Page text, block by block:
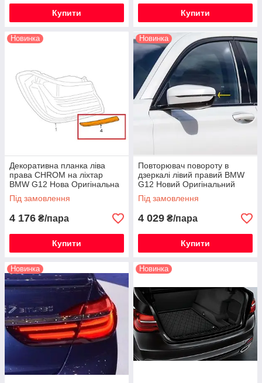
Купити Купити
Новинка
Декоративна планка ліва
права CHROM на ліхтар
BMW G12 Нова Оригінальна
Під замовлення
4 176 ₴/пара
Купити
Новинка
Повторювач повороту в
дзеркалі лівий правий BMW
G12 Новий Оригінальний
Під замовлення
4 029 ₴/пара
Купити
Новинка Новинка